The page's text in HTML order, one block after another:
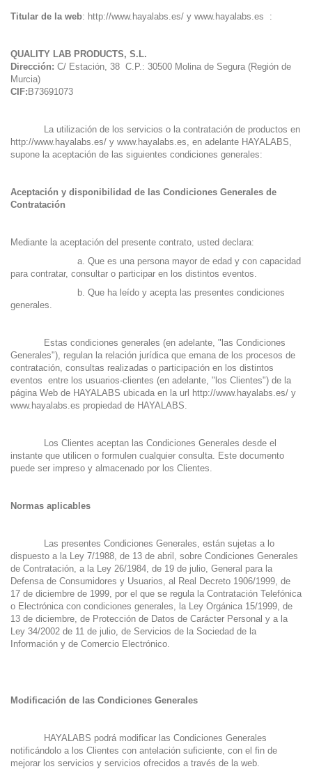
Titular de la web: http://www.hayalabs.es/ y www.hayalabs.es :
QUALITY LAB PRODUCTS, S.L.
Dirección: C/ Estación, 38 C.P.: 30500 Molina de Segura (Región de
Murcia)
CIF: B73691073
La utilización de los servicios o la contratación de productos en
http://www.hayalabs.es/ y www.hayalabs.es, en adelante HAYALABS,
supone la aceptación de las siguientes condiciones generales:
Aceptación y disponibilidad de las Condiciones Generales de
Contratación
Mediante la aceptación del presente contrato, usted declara:
a. Que es una persona mayor de edad y con capacidad
para contratar, consultar o participar en los distintos eventos.
b. Que ha leído y acepta las presentes condiciones
generales.
Estas condiciones generales (en adelante, "las Condiciones
Generales"), regulan la relación jurídica que emana de los procesos de
contratación, consultas realizadas o participación en los distintos
eventos entre los usuarios-clientes (en adelante, "los Clientes") de la
página Web de HAYALABS ubicada en la url http://www.hayalabs.es/ y
www.hayalabs.es propiedad de HAYALABS.
Los Clientes aceptan las Condiciones Generales desde el
instante que utilicen o formulen cualquier consulta. Este documento
puede ser impreso y almacenado por los Clientes.
Normas aplicables
Las presentes Condiciones Generales, están sujetas a lo
dispuesto a la Ley 7/1988, de 13 de abril, sobre Condiciones Generales
de Contratación, a la Ley 26/1984, de 19 de julio, General para la
Defensa de Consumidores y Usuarios, al Real Decreto 1906/1999, de
17 de diciembre de 1999, por el que se regula la Contratación Telefónica
o Electrónica con condiciones generales, la Ley Orgánica 15/1999, de
13 de diciembre, de Protección de Datos de Carácter Personal y a la
Ley 34/2002 de 11 de julio, de Servicios de la Sociedad de la
Información y de Comercio Electrónico.
Modificación de las Condiciones Generales
HAYALABS podrá modificar las Condiciones Generales
notificándolo a los Clientes con antelación suficiente, con el fin de
mejorar los servicios y servicios ofrecidos a través de la web.